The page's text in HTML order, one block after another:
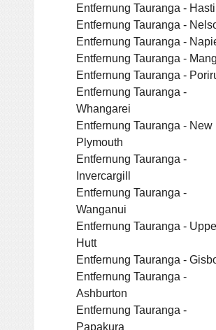
Entfernung Tauranga -
Entfernung Tauranga -
Entfernung Tauranga -
Entfernung Tauranga -
Entfernung Tauranga -
Entfernung Tauranga -
Whangarei
Entfernung Tauranga - New
Plymouth
Entfernung Tauranga -
Invercargill
Entfernung Tauranga -
Wanganui
Entfernung Tauranga -
Hutt
Entfernung Tauranga -
Entfernung Tauranga -
Ashburton
Entfernung Tauranga -
Papakura